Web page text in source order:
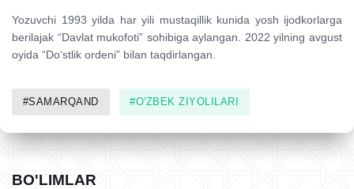
Yozuvchi 1993 yilda har yili mustaqillik kunida yosh ijodkorlarga
berilajak “Davlat mukofoti” sohibiga aylangan. 2022 yilning avgust
oyida “Do‘stlik ordeni” bilan taqdirlangan.
#SAMARQAND #O'ZBEK ZIYOLILARI
BO'LIMLAR